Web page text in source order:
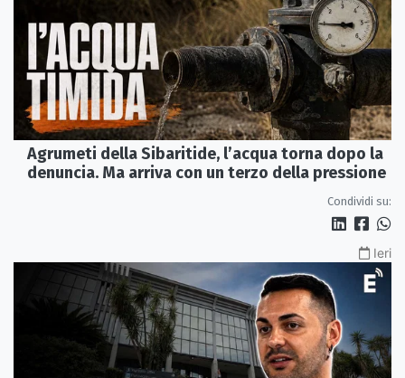
Agrumeti della Sibaritide, l’acqua torna dopo la
denuncia. Ma arriva con un terzo della pressione
Condividi su:
Ieri